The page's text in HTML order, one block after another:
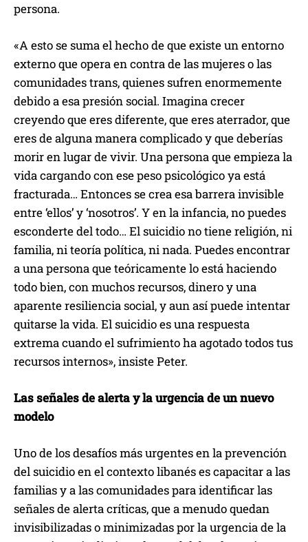
persona.
«A esto se suma el hecho de que existe un entorno
externo que opera en contra de las mujeres o las
comunidades trans, quienes sufren enormemente
debido a esa presión social. Imagina crecer
creyendo que eres diferente, que eres aterrador, que
eres de alguna manera complicado y que deberías
morir en lugar de vivir. Una persona que empieza la
vida cargando con ese peso psicológico ya está
fracturada… Entonces se crea esa barrera invisible
entre ‘ellos’ y ‘nosotros’. Y en la infancia, no puedes
esconderte del todo… El suicidio no tiene religión, ni
familia, ni teoría política, ni nada. Puedes encontrar
a una persona que teóricamente lo está haciendo
todo bien, con muchos recursos, dinero y una
aparente resiliencia social, y aun así puede intentar
quitarse la vida. El suicidio es una respuesta
extrema cuando el sufrimiento ha agotado todos tus
recursos internos», insiste Peter.
Las señales de alerta y la urgencia de un nuevo
modelo
Uno de los desafíos más urgentes en la prevención
del suicidio en el contexto libanés es capacitar a las
familias y a las comunidades para identificar las
señales de alerta críticas, que a menudo quedan
invisibilizadas o minimizadas por la urgencia de la